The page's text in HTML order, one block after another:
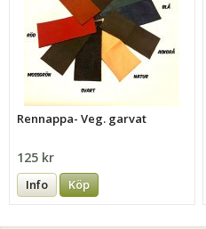
Rennappa- Veg. garvat
125 kr
Info Köp